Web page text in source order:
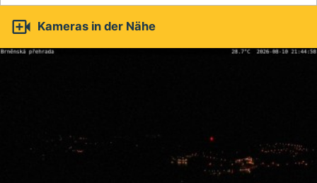
 Kameras in der Nähe